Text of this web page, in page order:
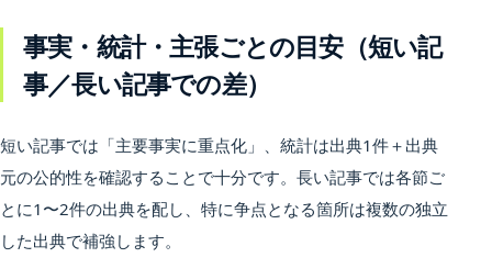
事実・統計・主張ごとの目安（短い記
事／長い記事での差）
短い記事では「主要事実に重点化」、統計は出典1件＋出典
元の公的性を確認することで十分です。長い記事では各節ご
とに1〜2件の出典を配し、特に争点となる箇所は複数の独立
した出典で補強します。